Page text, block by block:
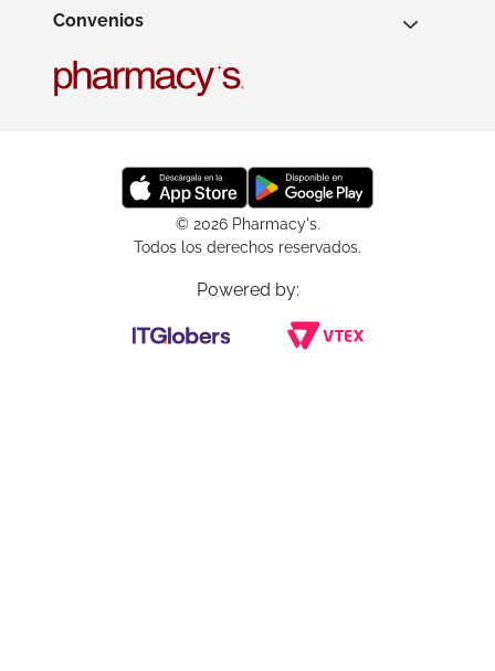
Convenios
© 2026 Pharmacy's.
Todos los derechos reservados.
Powered by: